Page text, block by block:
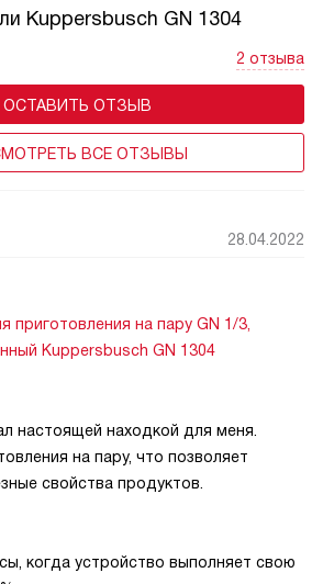
Kuppersbusch GN 1304
2 отзыва
ОСТАВИТЬ ОТЗЫВ
ВСЕ ОТЗЫВЫ
28.04.2022
приготовления на пару GN 1/3,
Kuppersbusch GN 1304
настоящей находкой для меня.
на пару, что позволяет
свойства продуктов.
когда устройство выполняет свою